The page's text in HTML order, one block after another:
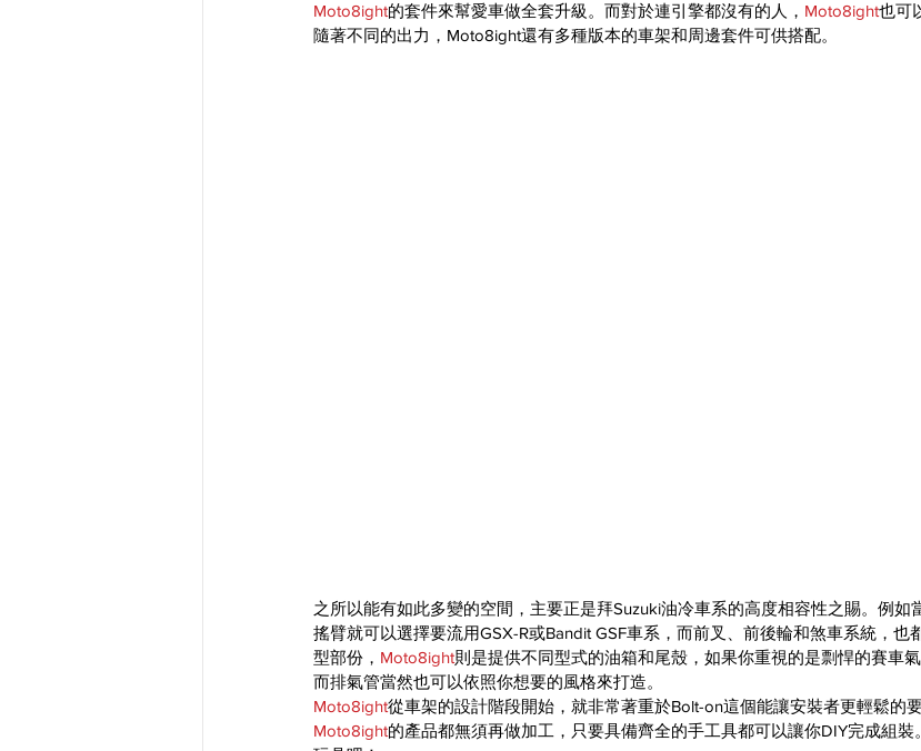
Moto8ight的套件來幫愛車做全套升級。而對於連引擎都沒有的人， Moto8ight也可
隨著不同的出力，Moto8ight還有多種版本的車架和周邊套件可供搭配。
之所以能有如此多變的空間，主要正是拜Suzuki油冷車系的高度相容性之賜。例如
搖臂就可以選擇要流用GSX-R或Bandit GSF車系，而前叉、前後輪和煞車系統，也
型部份， Moto8ight則是提供不同型式的油箱和尾殼，如果你重視的是剽悍的賽車
而排氣管當然也可以依照你想要的風格來打造。
Moto8ight從車架的設計階段開始，就非常著重於Bolt-on這個能讓安裝者更輕鬆的
Moto8ight的產品都無須再做加工，只要具備齊全的手工具都可以讓你DIY完成組裝